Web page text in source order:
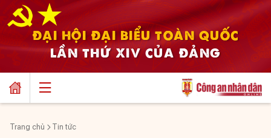
ĐẠI HỘI ĐẠI BIỂU TOÀN QUỐC
LẦN THỨ XIV CỦA ĐẢNG
Trang chủ Tin tức